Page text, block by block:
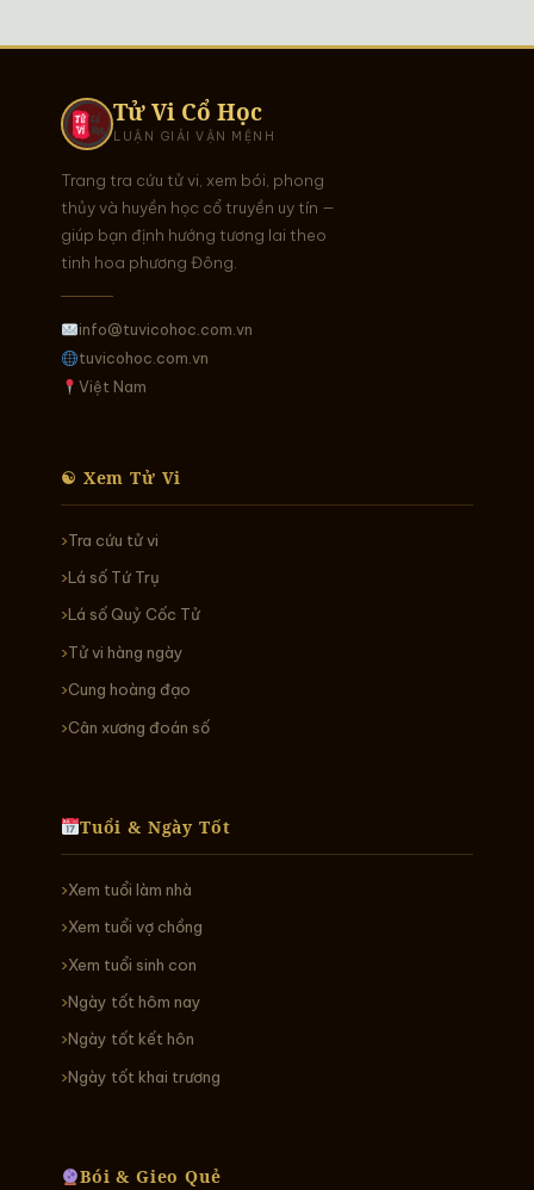
Tử Vi Cổ Học
LUẬN GIẢI VẬN MỆNH
Trang tra cứu tử vi, xem bói, phong
thủy và huyền học cổ truyền uy tín —
giúp bạn định hướng tương lai theo
tinh hoa phương Đông.
info@tuvicohoc.com.vn
tuvicohoc.com.vn
Việt Nam
☯ Xem Tử Vi
Tra cứu tử vi
Lá số Tứ Trụ
Lá số Quỷ Cốc Tử
Tử vi hàng ngày
Cung hoàng đạo
Cân xương đoán số
Tuổi & Ngày Tốt
Xem tuổi làm nhà
Xem tuổi vợ chồng
Xem tuổi sinh con
Ngày tốt hôm nay
Ngày tốt kết hôn
Ngày tốt khai trương
Bói & Gieo Quẻ